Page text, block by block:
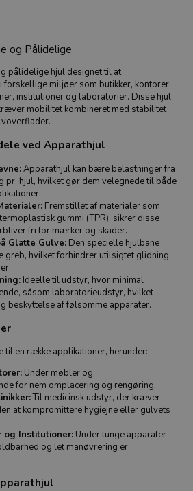
og Pålidelige
pålidelige hjul designet til at
forskellige miljøer som butikker, kontorer,
institutioner og laboratorier. Disse hjul
mobilitet kombineret med stabilitet
ved Apparathjul
Apparathjul kan bære belastninger fra
pr. hjul, hvilket gør dem velegnede til både
Fremstillet af materialer som
gummi (TPR), sikrer disse
fri for mærker og skader.
Glatte Gulve: Den specielle hjulbane
greb, hvilket forhindrer utilsigtet glidning
Ideelle til udstyr, hvor minimal
såsom laboratorieudstyr, hvilket
beskyttelse af følsomme apparater.
til en række applikationer, herunder:
Under møbler og
for nem omplacering og rengøring.
Til medicinsk udstyr, der kræver
at kompromittere hygiejne eller gulvets
og Institutioner: Under tunge apparater
og let manøvrering er